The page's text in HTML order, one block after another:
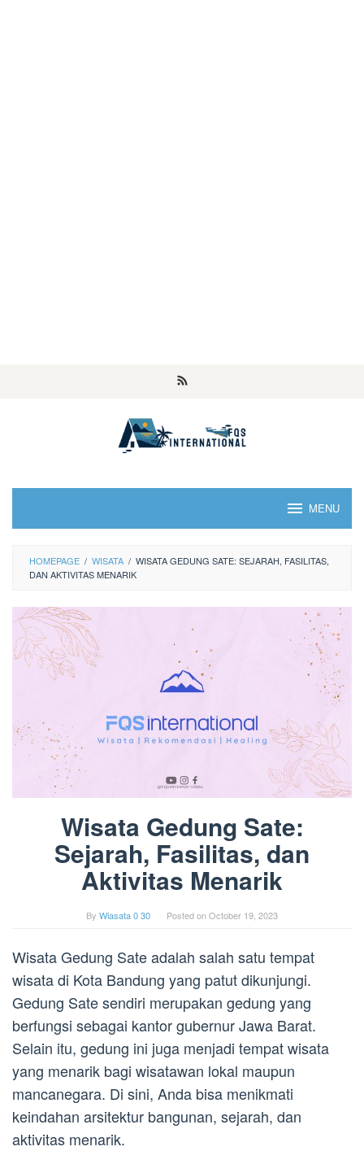
MENU
HOMEPAGE / WISATA / WISATA GEDUNG SATE: SEJARAH, FASILITAS,
DAN AKTIVITAS MENARIK
Wisata Gedung Sate:
Sejarah, Fasilitas, dan
Aktivitas Menarik
By Wiasata 0 30 Posted onOctober 19, 2023
Wisata Gedung Sate adalah salah satu tempat
wisata di Kota Bandung yang patut dikunjungi.
Gedung Sate sendiri merupakan gedung yang
berfungsi sebagai kantor gubernur Jawa Barat.
Selain itu, gedung ini juga menjadi tempat wisata
yang menarik bagi wisatawan lokal maupun
mancanegara. Di sini, Anda bisa menikmati
keindahan arsitektur bangunan, sejarah, dan
aktivitas menarik.